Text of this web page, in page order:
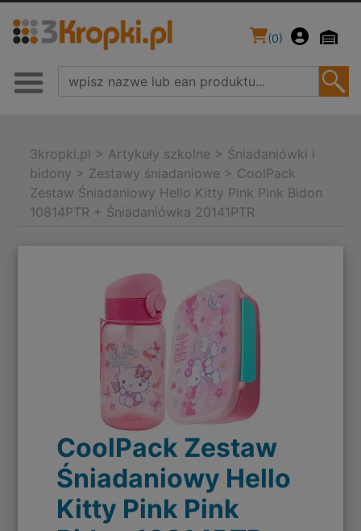
(0)
3kropki.pl > Artykuły szkolne > Śniadaniówki i
bidony > Zestawy śniadaniowe > CoolPack
Zestaw Śniadaniowy Hello Kitty Pink Pink Bidon
10814PTR + Śniadaniówka 20141PTR
CoolPack Zestaw
Śniadaniowy Hello
Kitty Pink Pink